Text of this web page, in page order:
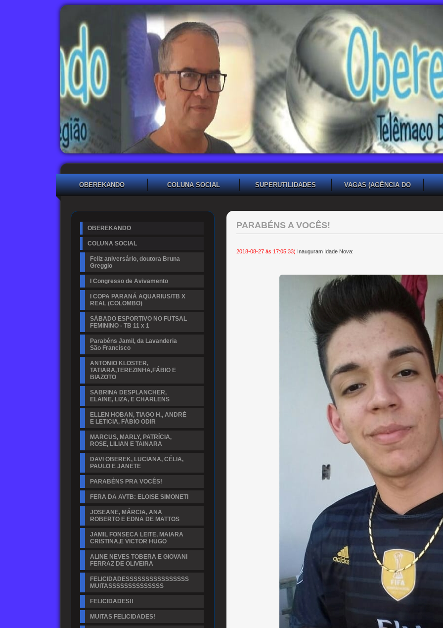
OBEREKANDO COLUNA SOCIAL SUPERUTILIDADES
VAGAS (AGÊNCIA DO
OBEREKANDO
COLUNA SOCIAL
Feliz aniversário, doutora Bruna
Greggio
I Congresso de Avivamento
I COPA PARANÁ AQUARIUS/TB X
REAL (COLOMBO)
SÁBADO ESPORTIVO NO FUTSAL
FEMININO - TB 11 x 1
Parabéns Jamil, da Lavanderia
São Francisco
ANTONIO KLOSTER,
TATIARA,TEREZINHA,FÁBIO E
BIAZOTO
SABRINA DESPLANCHER,
ELAINE, LIZA, E CHARLENS
ELLEN HOBAN, TIAGO H., ANDRÉ
E LETICIA, FÁBIO ODIR
MARCUS, MARLY, PATRÍCIA,
ROSE, LILIAN E TAINARA
DAVI OBEREK, LUCIANA, CÉLIA,
PAULO E JANETE
PARABÉNS PRA VOCÊS!
FERA DA AVTB: ELOISE SIMONETI
JOSEANE, MÁRCIA, ANA
ROBERTO E EDNA DE MATTOS
JAMIL FONSECA LEITE, MAIARA
CRISTINA,E VICTOR HUGO
ALINE NEVES TOBERA E GIOVANI
FERRAZ DE OLIVEIRA
FELICIDADESSSSSSSSSSSSSSSS
MUITASSSSSSSSSSSSSS
FELICIDADES!!
MUITAS FELICIDADES!
PARABÉNS A VOCÊS!
2018-08-27 às 17:05:33) Inauguram Idade Nova: